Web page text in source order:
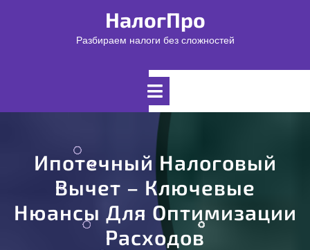
НалогПро
Разбираем налоги без сложностей
Открыть
Ипотечный Налоговый
Вычет – Ключевые
Нюансы Для Оптимизации
Расходов